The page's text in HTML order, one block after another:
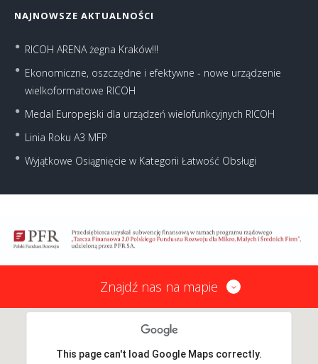
NAJNOWSZE AKTUALNOŚCI
RICOH ARENA żegna Kraków!!!
Ekonomiczne, oszczędne i efektywne - nowe urządzenie
wielkoformatowe RICOH
Medal Europejski dla urządzeń wielofunkcyjnych RICOH
Linia Roku A3 MFP
Wyjątkowe Osiągnięcie w Kategorii Łatwość Obsługi
Znajdź nas na mapie
This page can't load Google Maps correctly.